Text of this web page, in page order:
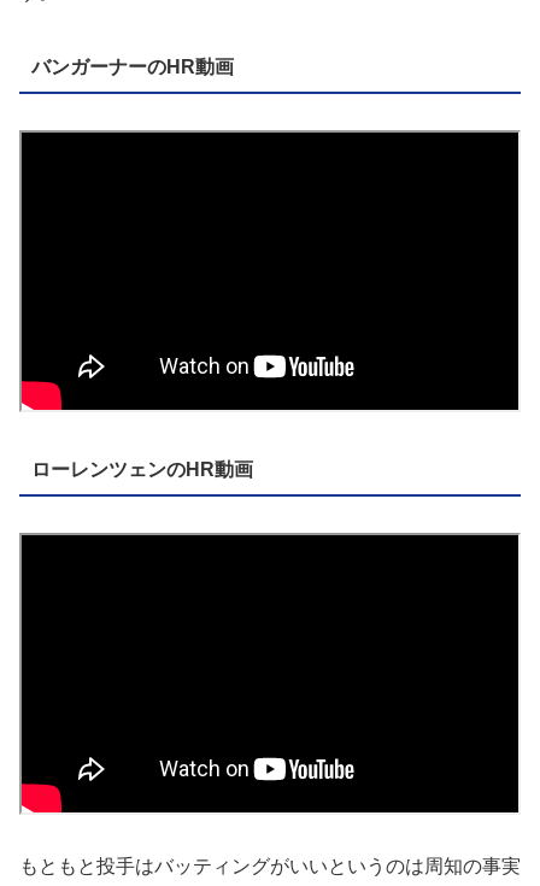
バンガーナーのHR動画
ローレンツェンのHR動画
もともと投手はバッティングがいいというのは周知の事実